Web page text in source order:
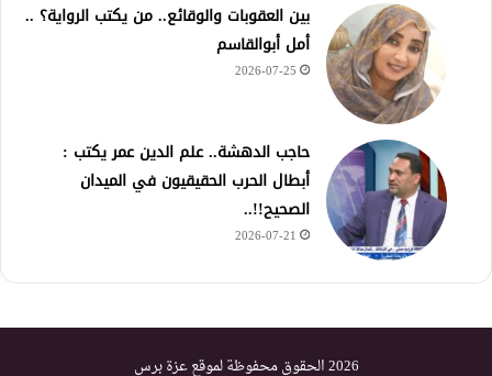
بين العقوبات والوقائع.. من يكتب الرواية؟ ..
أمل أبوالقاسم
2026-07-25
حاجب الدهشة.. علم الدين عمر يكتب :
أبطال الحرب الحقيقيون في الميدان
الصحيح!!..
2026-07-21
2026 الحقوق محفوظة لموقع عزة برس